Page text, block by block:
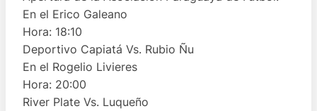
En el Erico Galeano
Hora: 18:10
Deportivo Capiatá Vs. Rubio Ñu
En el Rogelio Livieres
Hora: 20:00
River Plate Vs. Luqueño